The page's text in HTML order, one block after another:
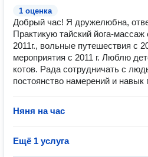
1 оценка
Добрый час! Я дружелюбна,
Практикую тайский йога-массаж
2011г., вольные путешествия с
мероприятия с 2011 г. Люблю
котов. Рада сотрудничать с
постоянство намерений и навык
Няня на час
Ещё 1 услуга